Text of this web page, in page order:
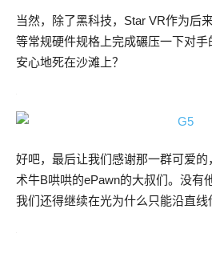
当然，除了黑科技，Star VR作为后
等常规硬件规格上完成碾压一下对
安心地死在沙滩上？
好吧，最后让我们感谢那一群可爱
术牛B哄哄的ePawn的大叔们。没有
我们还得继续在光为什么只能沿直线